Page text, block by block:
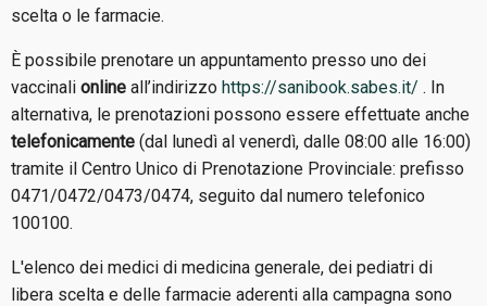
scelta o le farmacie.
È possibile prenotare un appuntamento presso uno dei
vaccinali online all’indirizzo https://sanibook.sabes.it/ . In
alternativa, le prenotazioni possono essere effettuate anche
telefonicamente (dal lunedì al venerdì, dalle 08:00 alle 16:00)
tramite il Centro Unico di Prenotazione Provinciale: prefisso
0471/0472/0473/0474, seguito dal numero telefonico
100100.
L'elenco dei medici di medicina generale, dei pediatri di
libera scelta e delle farmacie aderenti alla campagna sono